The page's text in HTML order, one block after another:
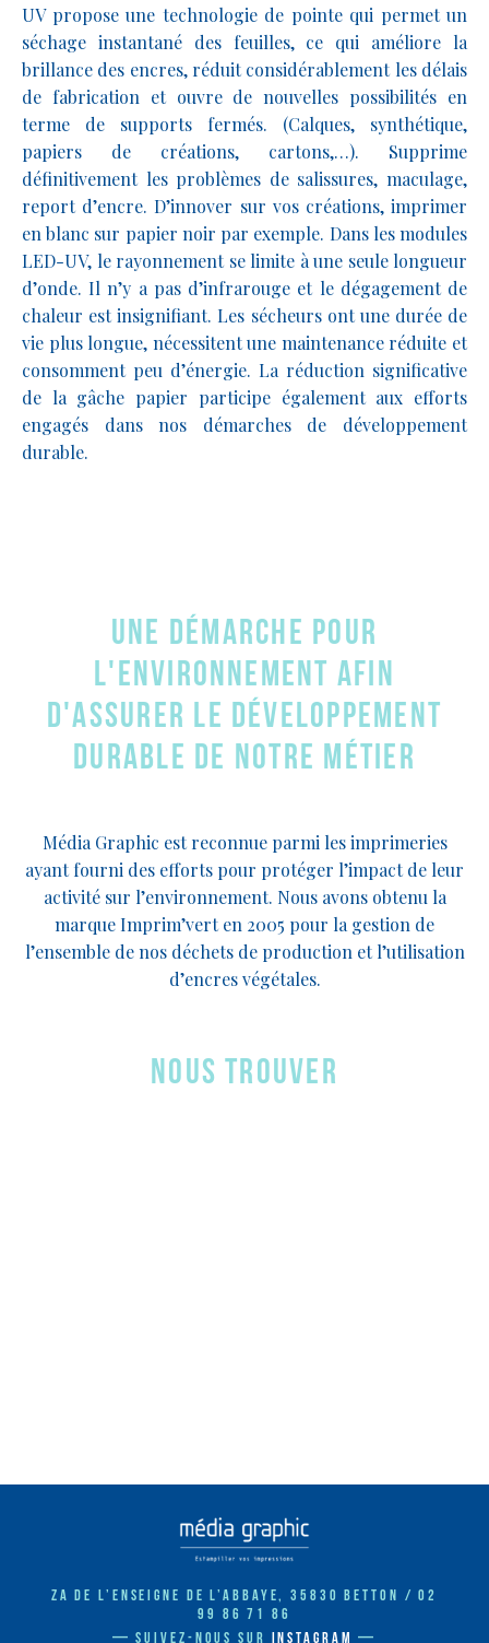
UV propose une technologie de pointe qui permet un
séchage instantané des feuilles, ce qui améliore la
brillance des encres, réduit considérablement les délais
de fabrication et ouvre de nouvelles possibilités en
terme de supports fermés. (Calques, synthétique,
papiers de créations, cartons,…). Supprime
définitivement les problèmes de salissures, maculage,
report d’encre. D’innover sur vos créations, imprimer
en blanc sur papier noir par exemple. Dans les modules
LED-UV, le rayonnement se limite à une seule longueur
d’onde. Il n’y a pas d’infrarouge et le dégagement de
chaleur est insignifiant. Les sécheurs ont une durée de
vie plus longue, nécessitent une maintenance réduite et
consomment peu d’énergie. La réduction significative
de la gâche papier participe également aux efforts
engagés dans nos démarches de développement
durable.
Une démarche pour
l'environnement afin
d'assurer le développement
durable de notre métier
Média Graphic est reconnue parmi les imprimeries
ayant fourni des efforts pour protéger l’impact de leur
activité sur l’environnement. Nous avons obtenu la
marque Imprim’vert en 2005 pour la gestion de
l’ensemble de nos déchets de production et l’utilisation
d’encres végétales.
Nous trouver
ZA de l’Enseigne de l’Abbaye, 35830 Betton / 02
99 86 71 86
— Suivez-nous sur instagram —